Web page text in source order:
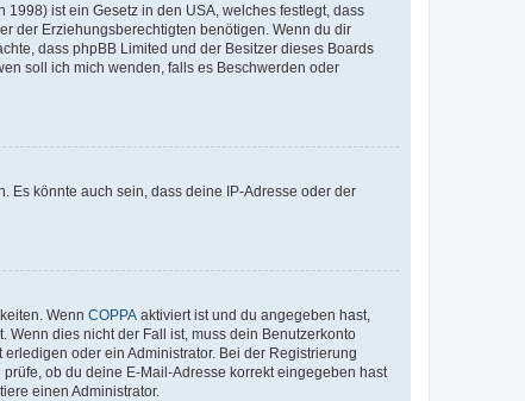
1998) ist ein Gesetz in den USA, welches festlegt, dass
der Erziehungsberechtigten benötigen. Wenn du dir
dass phpBB Limited und der Besitzer dieses Boards
soll ich mich wenden, falls es Beschwerden oder
Es könnte auch sein, dass deine IP-Adresse oder der
Wenn COPPA aktiviert ist und du angegeben hast,
dies nicht der Fall ist, muss dein Benutzerkonto
oder ein Administrator. Bei der Registrierung
ob du deine E-Mail-Adresse korrekt eingegeben hast
einen Administrator.